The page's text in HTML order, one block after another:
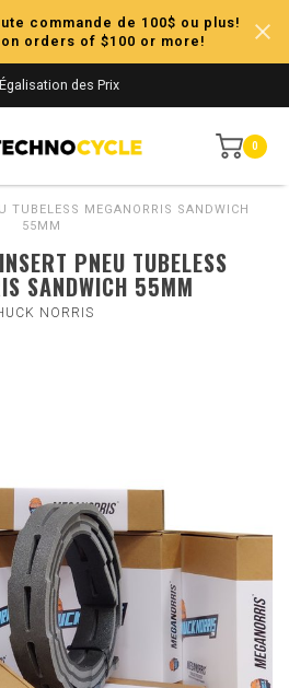
commande de 100$ ou plus!
orders of $100 or more!
Égalisation des Prix
0
TUBELESS MEGANORRIS SANDWICH
55MM
PNEU TUBELESS
SANDWICH 55MM
NORRIS